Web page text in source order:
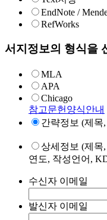
EndNote /
RefWorks
서지정보의 형식을
MLA
APA
Chicago
참고문헌양식안내
간략정보 (제목
상세정보 (제목
연도, 작성언어,
수신자 이메일
발신자 이메일